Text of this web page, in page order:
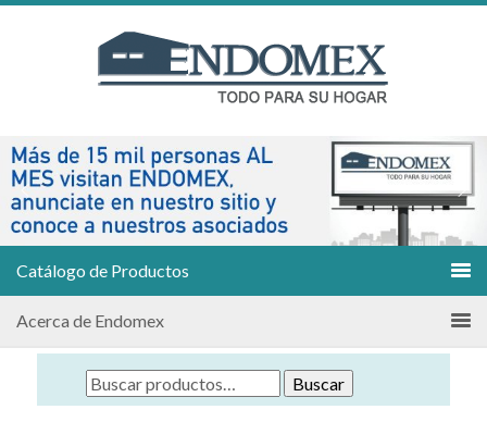
Catálogo de Productos
Acerca de Endomex
Buscar